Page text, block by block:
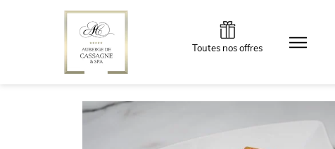
Toutes nos offres